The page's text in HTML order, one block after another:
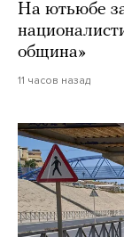
На ютьюбе
община»
11 часов назад